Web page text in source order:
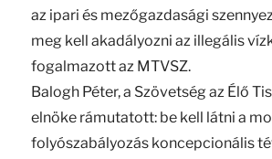
az ipari és mezőgazdasági
meg kell akadályozni az illegális
fogalmazott az MTVSZ.
Balogh Péter, a Szövetség az Élő
elnöke rámutatott: be kell látni a
folyószabályozás koncepcionális